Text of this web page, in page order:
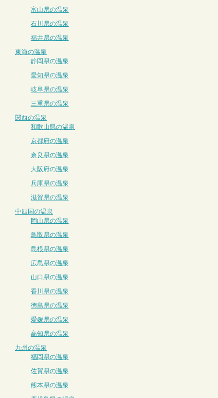
富山県の温泉
石川県の温泉
福井県の温泉
東海の温泉
静岡県の温泉
愛知県の温泉
岐阜県の温泉
三重県の温泉
関西の温泉
和歌山県の温泉
京都府の温泉
奈良県の温泉
大阪府の温泉
兵庫県の温泉
滋賀県の温泉
中四国の温泉
岡山県の温泉
鳥取県の温泉
島根県の温泉
広島県の温泉
山口県の温泉
香川県の温泉
徳島県の温泉
愛媛県の温泉
高知県の温泉
九州の温泉
福岡県の温泉
佐賀県の温泉
熊本県の温泉